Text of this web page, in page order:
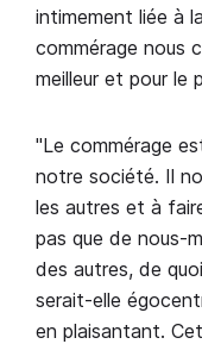
intimement liée à
commérage nous
meilleur et pour le
"Le commérage
notre société. Il
les autres et à
pas que de nous-
des autres, de
serait-elle
en plaisantant.